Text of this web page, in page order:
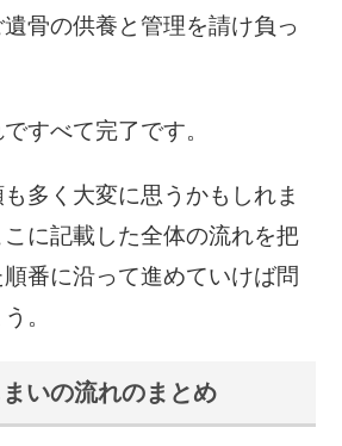
骨の供養と管理を請け負っ
すべて完了です。
多く大変に思うかもしれま
に記載した全体の流れを把
番に沿って進めていけば問
。
いの流れのまとめ